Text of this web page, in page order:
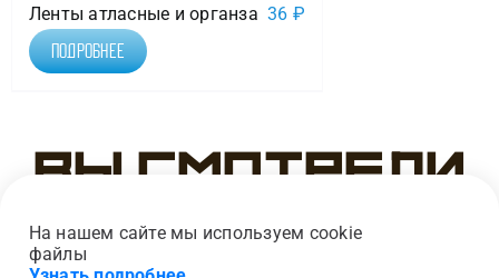
Ленты атласные и органза 36 ₽
Подробнее
Вы смотрели
На нашем сайте мы используем cookie
файлы